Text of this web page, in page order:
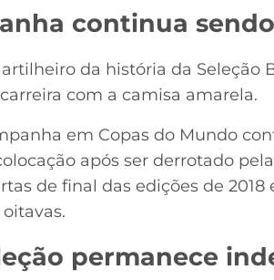
continua
da história da Seleção
com a camisa amarela.
em Copas do Mundo
após ser derrotado
de final das edições de 2018
permanece